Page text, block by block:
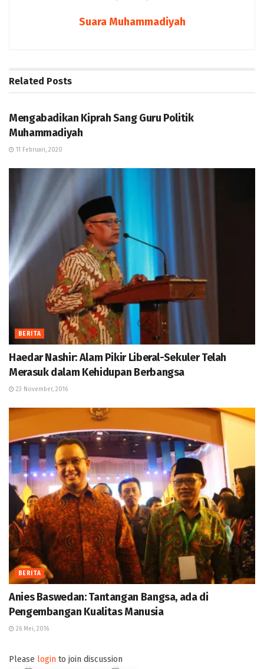
Suara Muhammadiyah
Related Posts
Mengabadikan Kiprah Sang Guru Politik
Muhammadiyah
11 Februari, 2020
BERITA
Haedar Nashir: Alam Pikir Liberal-Sekuler Telah
Merasuk dalam Kehidupan Berbangsa
23 November, 2016
BERITA
Anies Baswedan: Tantangan Bangsa, ada di
Pengembangan Kualitas Manusia
26 Mei, 2016
Please login to join discussion